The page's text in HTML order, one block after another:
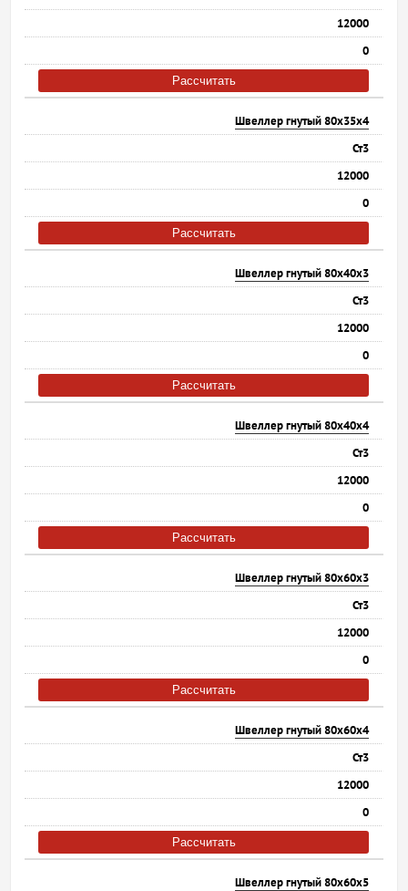
12000
0
Рассчитать
Швеллер гнутый 80х35х4
Ст3
12000
0
Рассчитать
Швеллер гнутый 80х40х3
Ст3
12000
0
Рассчитать
Швеллер гнутый 80х40х4
Ст3
12000
0
Рассчитать
Швеллер гнутый 80х60х3
Ст3
12000
0
Рассчитать
Швеллер гнутый 80х60х4
Ст3
12000
0
Рассчитать
Швеллер гнутый 80х60х5